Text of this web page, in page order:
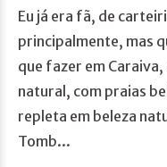
Eu já era fã, de
principalmente, mas
que fazer em
natural, com praias
repleta em beleza
Tomb...